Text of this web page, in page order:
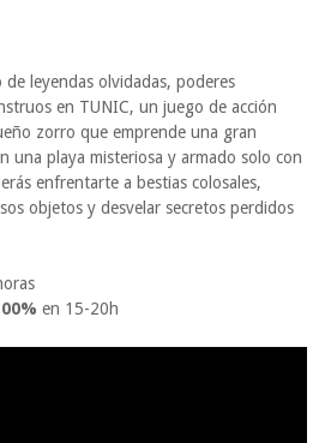
leyendas olvidadas, poderes
en TUNIC, un juego de acción
zorro que emprende una gran
una playa misteriosa y armado solo con
enfrentarte a bestias colosales,
objetos y desvelar secretos perdidos
en 15-20h